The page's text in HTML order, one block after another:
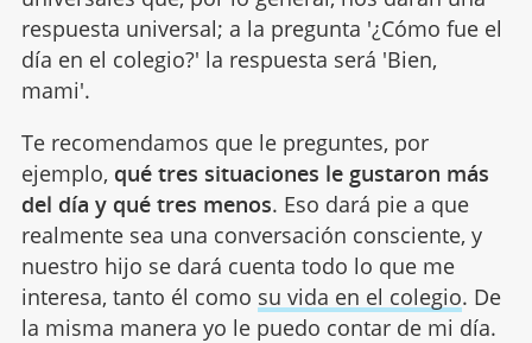
respuesta universal; a la pregunta '¿Cómo fue el
día en el colegio?' la respuesta será 'Bien,
mami'.
Te recomendamos que le preguntes, por
ejemplo, qué tres situaciones le gustaron más
del día y qué tres menos. Eso dará pie a que
realmente sea una conversación consciente, y
nuestro hijo se dará cuenta todo lo que me
interesa, tanto él como su vida en el colegio. De
la misma manera yo le puedo contar de mi día.